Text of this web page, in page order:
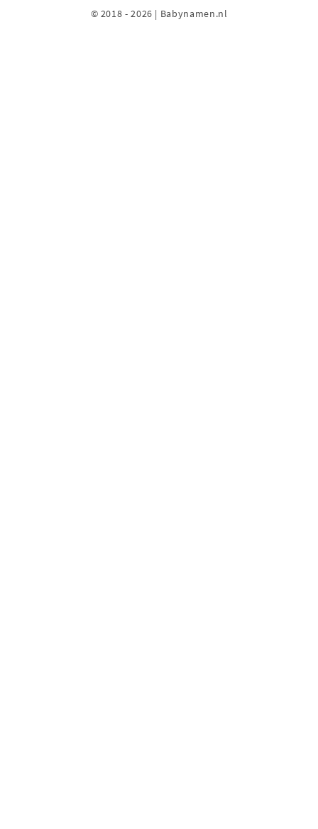
© 2018 - 2026 | Babynamen.nl